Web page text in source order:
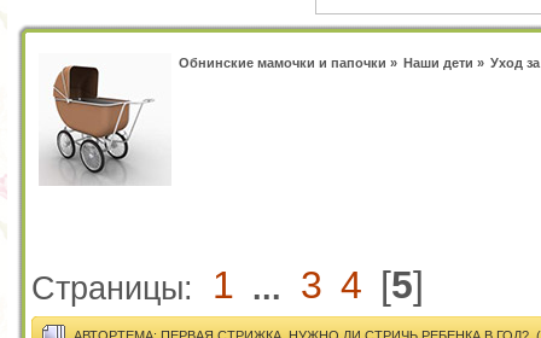
Обнинские мамочки и папочки » Наши дети » Уход
Страницы: 1 ... 3 4 [5]